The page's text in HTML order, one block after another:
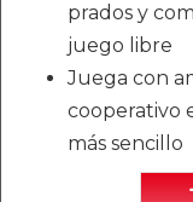
prados y
juego libre
Juega con
cooperativo
más sencillo